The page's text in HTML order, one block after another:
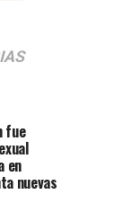
fue
en
nuevas